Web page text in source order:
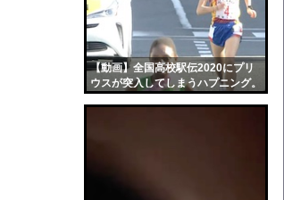
【動画】全国高校駅伝2020にプリ
ウスが突入してしまうハプニング。